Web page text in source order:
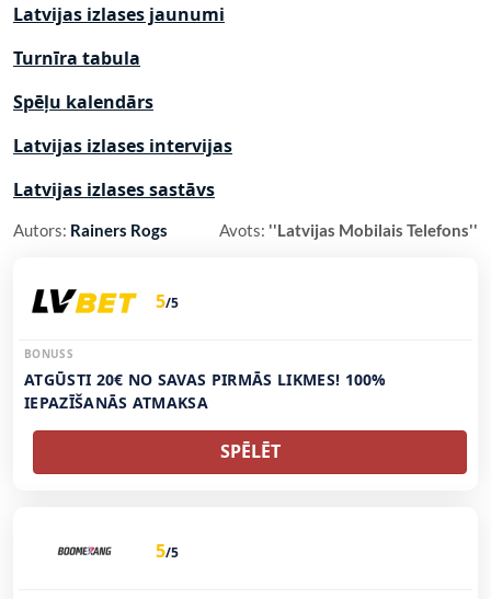
Latvijas izlases jaunumi
Turnīra tabula
Spēļu kalendārs
Latvijas izlases intervijas
Latvijas izlases sastāvs
Autors: Rainers Rogs Avots: ''Latvijas Mobilais Telefons''
5/5
BONUSS
ATGŪSTI 20€ NO SAVAS PIRMĀS LIKMES! 100%
IEPAZĪŠANĀS ATMAKSA
SPĒLĒT
5/5